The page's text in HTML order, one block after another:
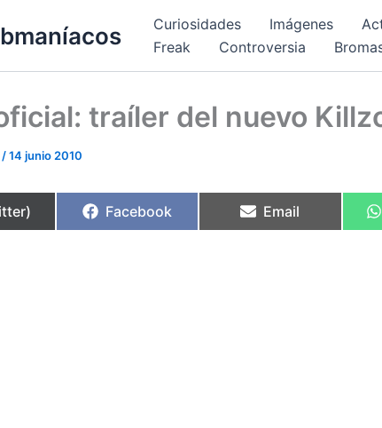
Curiosidades Imágenes
Freak
Controversia
traíler del nuevo
/14 junio 2010
Compartir
Facebook
Compartir
Email